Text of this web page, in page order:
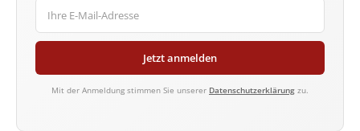
Jetzt anmelden
Mit der Anmeldung stimmen Sie unserer Datenschutzerklärung zu.